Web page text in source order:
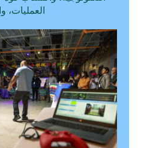
العمليات،